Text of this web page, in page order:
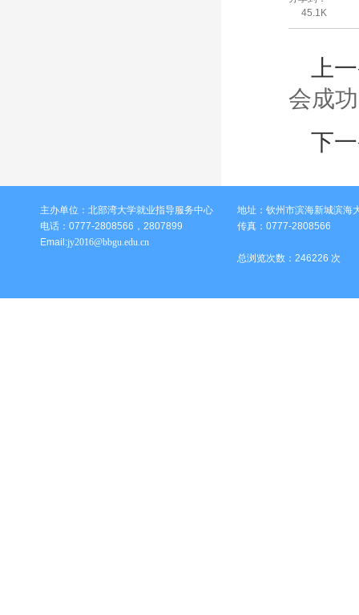
45.1K
上
会成
下
主办单位：北部湾大学就业指导服务中心
电话：0777-2808566，2807899
Email:jy2016@bbgu.edu.cn
地址：钦州市滨海新城滨海
传真：0777-2808566
总浏览次数： 246226 次